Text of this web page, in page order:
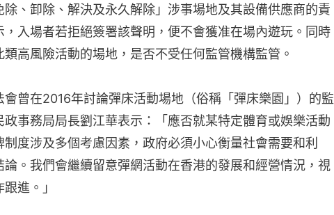
除、卸除、解決及永久解除」涉事場地及其設備供應商的責
，入場者若拒絕簽署該聲明，便不會獲准在場內遊玩。同時
高風險活動的場地，是否不受任何監管機構監管。
會曾在2016年討論彈床活動場地（俗稱「彈床樂園」）的監
政事務局局長劉江華表示：「應否就某特定體育或娛樂活動
度涉及多個考慮因素，政府必須小心衡量社會需要和利
論。我們會繼續留意彈網活動在香港的發展和經營情況，視
進。」